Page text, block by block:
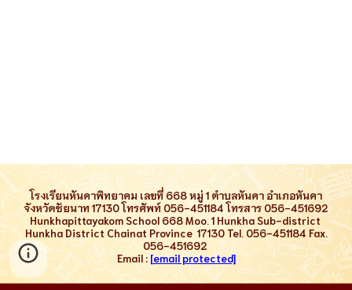
โรงเรียนหันคาพิทยาคม เลขที่ 668 หมู่ 1 ตำบลหันคา อำเภอหันคา
จังหวัดชัยนาท 17130 โทรศัพท์ 056-451184 โทรสาร 056-451692
Hunkhapittayakom School668Moo.1Hunkha Sub-district
HunkhaDistrictChainat Province17130Tel.056-451184Fax.
056-451692
Email :[email protected]